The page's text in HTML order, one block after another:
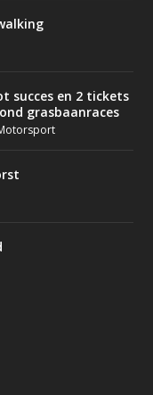
succes en 2 tickets
grasbaanraces